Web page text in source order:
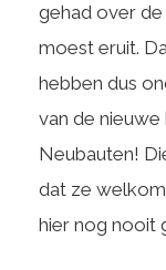
gehad over
moest eruit.
hebben dus
van de nieuwe
Neubauten!
dat ze
hier nog nooit